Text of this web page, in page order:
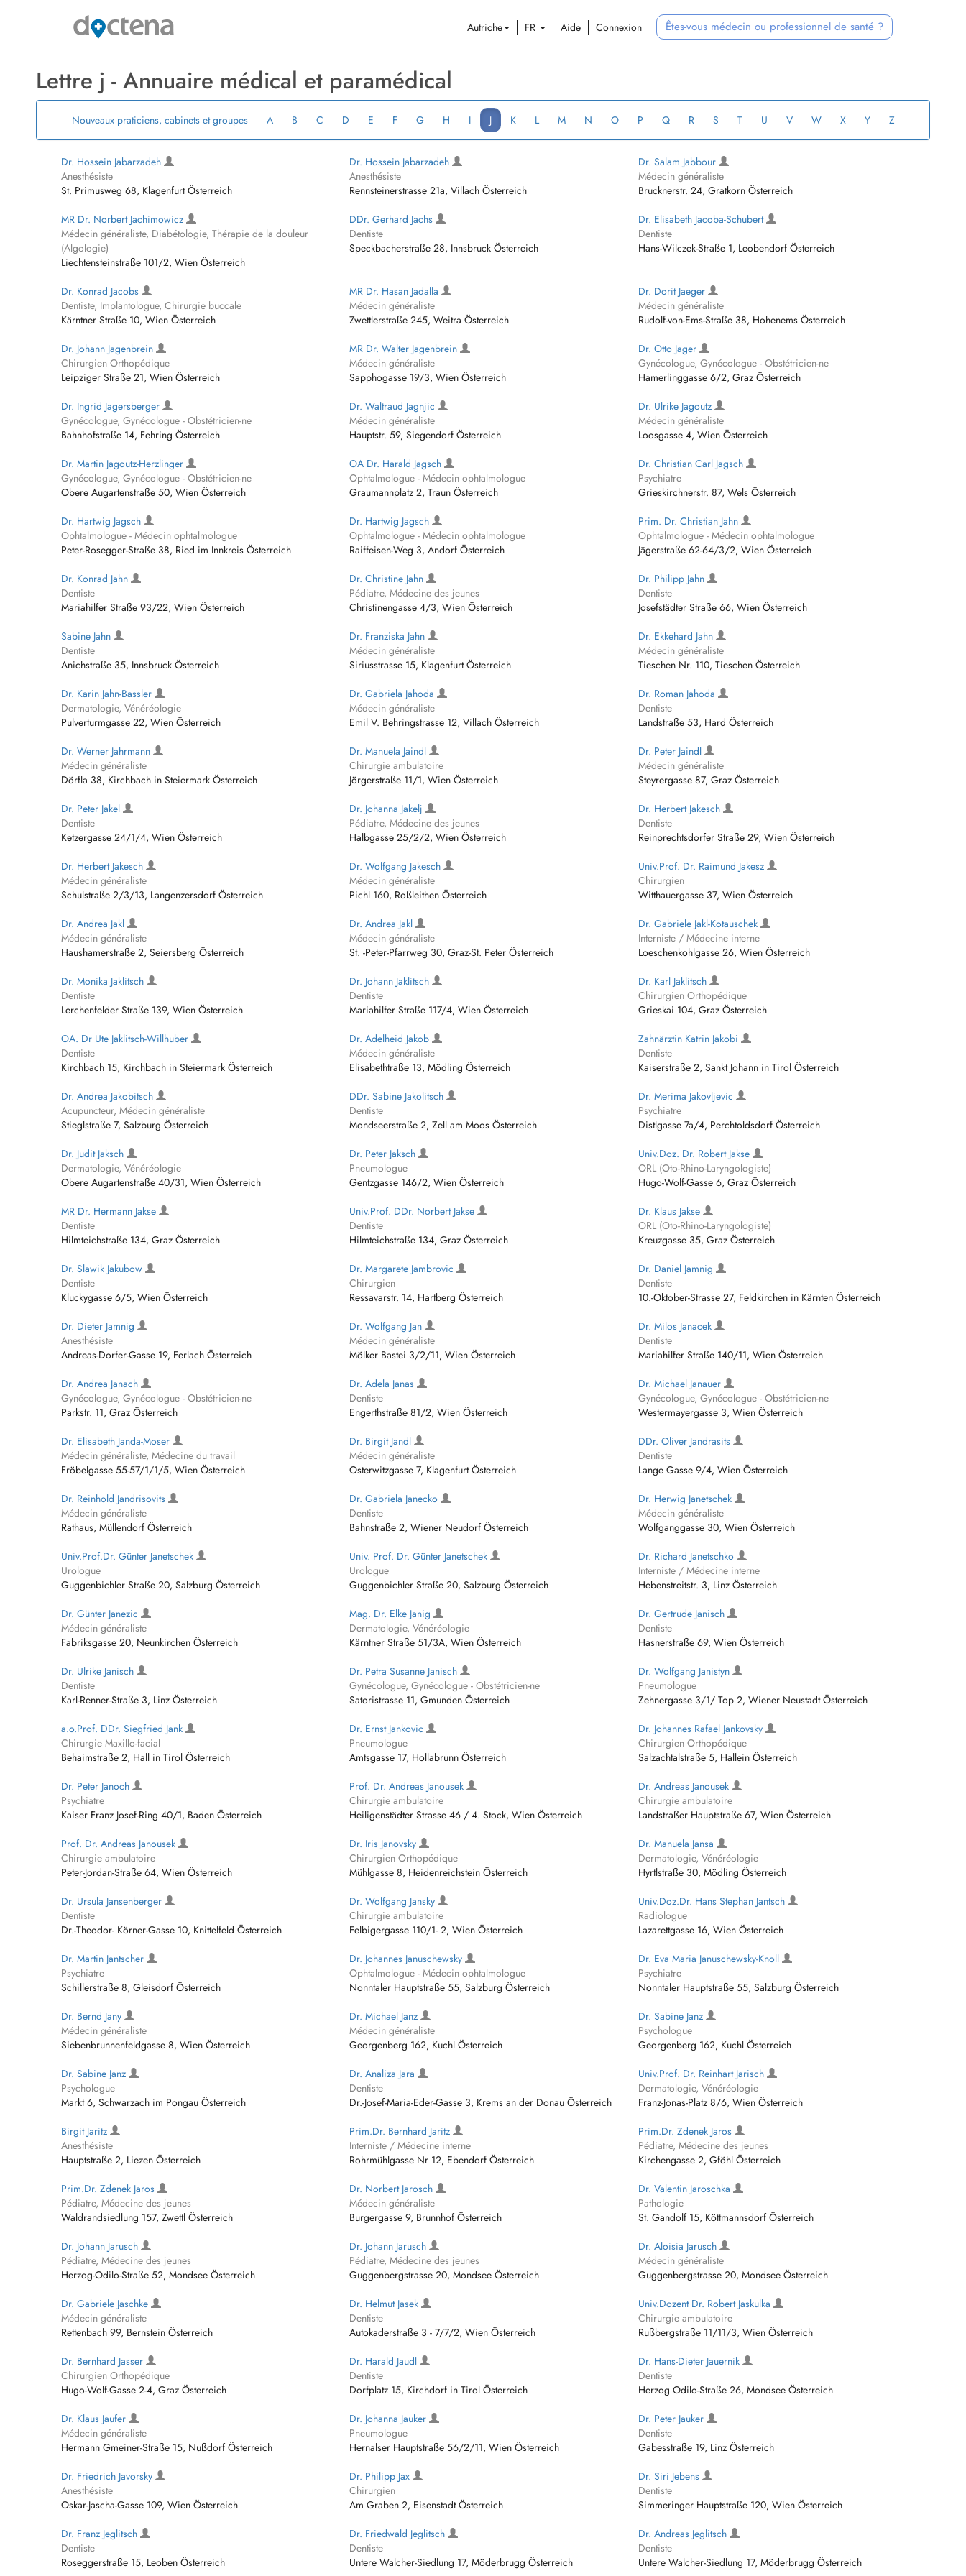
Autriche FR Aide Connexion Êtes-vous médecin ou professionnel de santé ?
Lettre j ­- Annuaire médical et paramédical
Nouveaux praticiens, cabinets et groupes A B C D E F G H I J K L M N O P Q R S T U V W X Y Z
Dr. Hossein Jabarzadeh
Anesthésiste
St. Primusweg 68, Klagenfurt Österreich
Dr. Hossein Jabarzadeh
Anesthésiste
Rennsteinerstrasse 21a, Villach Österreich
Dr. Salam Jabbour
Médecin généraliste
Brucknerstr. 24, Gratkorn Österreich
MR Dr. Norbert Jachimowicz
Médecin généraliste, Diabétologie, Thérapie de la douleur
(Algologie)
Liechtensteinstraße 101/2, Wien Österreich
DDr. Gerhard Jachs
Dentiste
Speckbacherstraße 28, Innsbruck Österreich
Dr. Elisabeth Jacoba-Schubert
Dentiste
Hans-Wilczek-Straße 1, Leobendorf Österreich
Dr. Konrad Jacobs
Dentiste, Implantologue, Chirurgie buccale
Kärntner Straße 10, Wien Österreich
MR Dr. Hasan Jadalla
Médecin généraliste
Zwettlerstraße 245, Weitra Österreich
Dr. Dorit Jaeger
Médecin généraliste
Rudolf-von-Ems-Straße 38, Hohenems Österreich
Dr. Johann Jagenbrein
Chirurgien Orthopédique
Leipziger Straße 21, Wien Österreich
MR Dr. Walter Jagenbrein
Médecin généraliste
Sapphogasse 19/3, Wien Österreich
Dr. Otto Jager
Gynécologue, Gynécologue - Obstétricien-ne
Hamerlinggasse 6/2, Graz Österreich
Dr. Ingrid Jagersberger
Gynécologue, Gynécologue - Obstétricien-ne
Bahnhofstraße 14, Fehring Österreich
Dr. Waltraud Jagnjic
Médecin généraliste
Hauptstr. 59, Siegendorf Österreich
Dr. Ulrike Jagoutz
Médecin généraliste
Loosgasse 4, Wien Österreich
Dr. Martin Jagoutz-Herzlinger
Gynécologue, Gynécologue - Obstétricien-ne
Obere Augartenstraße 50, Wien Österreich
OA Dr. Harald Jagsch
Ophtalmologue - Médecin ophtalmologue
Graumannplatz 2, Traun Österreich
Dr. Christian Carl Jagsch
Psychiatre
Grieskirchnerstr. 87, Wels Österreich
Dr. Hartwig Jagsch
Ophtalmologue - Médecin ophtalmologue
Peter-Rosegger-Straße 38, Ried im Innkreis Österreich
Dr. Hartwig Jagsch
Ophtalmologue - Médecin ophtalmologue
Raiffeisen-Weg 3, Andorf Österreich
Prim. Dr. Christian Jahn
Ophtalmologue - Médecin ophtalmologue
Jägerstraße 62-64/3/2, Wien Österreich
Dr. Konrad Jahn
Dentiste
Mariahilfer Straße 93/22, Wien Österreich
Dr. Christine Jahn
Pédiatre, Médecine des jeunes
Christinengasse 4/3, Wien Österreich
Dr. Philipp Jahn
Dentiste
Josefstädter Straße 66, Wien Österreich
Sabine Jahn
Dentiste
Anichstraße 35, Innsbruck Österreich
Dr. Franziska Jahn
Médecin généraliste
Siriusstrasse 15, Klagenfurt Österreich
Dr. Ekkehard Jahn
Médecin généraliste
Tieschen Nr. 110, Tieschen Österreich
Dr. Karin Jahn-Bassler
Dermatologie, Vénéréologie
Pulverturmgasse 22, Wien Österreich
Dr. Gabriela Jahoda
Médecin généraliste
Emil V. Behringstrasse 12, Villach Österreich
Dr. Roman Jahoda
Dentiste
Landstraße 53, Hard Österreich
Dr. Werner Jahrmann
Médecin généraliste
Dörfla 38, Kirchbach in Steiermark Österreich
Dr. Manuela Jaindl
Chirurgie ambulatoire
Jörgerstraße 11/1, Wien Österreich
Dr. Peter Jaindl
Médecin généraliste
Steyrergasse 87, Graz Österreich
Dr. Peter Jakel
Dentiste
Ketzergasse 24/1/4, Wien Österreich
Dr. Johanna Jakelj
Pédiatre, Médecine des jeunes
Halbgasse 25/2/2, Wien Österreich
Dr. Herbert Jakesch
Dentiste
Reinprechtsdorfer Straße 29, Wien Österreich
Dr. Herbert Jakesch
Médecin généraliste
Schulstraße 2/3/13, Langenzersdorf Österreich
Dr. Wolfgang Jakesch
Médecin généraliste
Pichl 160, Roßleithen Österreich
Univ.Prof. Dr. Raimund Jakesz
Chirurgien
Witthauergasse 37, Wien Österreich
Dr. Andrea Jakl
Médecin généraliste
Haushamerstraße 2, Seiersberg Österreich
Dr. Andrea Jakl
Médecin généraliste
St. -Peter-Pfarrweg 30, Graz-St. Peter Österreich
Dr. Gabriele Jakl-Kotauschek
Interniste / Médecine interne
Loeschenkohlgasse 26, Wien Österreich
Dr. Monika Jaklitsch
Dentiste
Lerchenfelder Straße 139, Wien Österreich
Dr. Johann Jaklitsch
Dentiste
Mariahilfer Straße 117/4, Wien Österreich
Dr. Karl Jaklitsch
Chirurgien Orthopédique
Grieskai 104, Graz Österreich
OA. Dr Ute Jaklitsch-Willhuber
Dentiste
Kirchbach 15, Kirchbach in Steiermark Österreich
Dr. Adelheid Jakob
Médecin généraliste
Elisabethtraße 13, Mödling Österreich
Zahnärztin Katrin Jakobi
Dentiste
Kaiserstraße 2, Sankt Johann in Tirol Österreich
Dr. Andrea Jakobitsch
Acupuncteur, Médecin généraliste
Stieglstraße 7, Salzburg Österreich
DDr. Sabine Jakolitsch
Dentiste
Mondseerstraße 2, Zell am Moos Österreich
Dr. Merima Jakovljevic
Psychiatre
Distlgasse 7a/4, Perchtoldsdorf Österreich
Dr. Judit Jaksch
Dermatologie, Vénéréologie
Obere Augartenstraße 40/31, Wien Österreich
Dr. Peter Jaksch
Pneumologue
Gentzgasse 146/2, Wien Österreich
Univ.Doz. Dr. Robert Jakse
ORL (Oto-Rhino-Laryngologiste)
Hugo-Wolf-Gasse 6, Graz Österreich
MR Dr. Hermann Jakse
Dentiste
Hilmteichstraße 134, Graz Österreich
Univ.Prof. DDr. Norbert Jakse
Dentiste
Hilmteichstraße 134, Graz Österreich
Dr. Klaus Jakse
ORL (Oto-Rhino-Laryngologiste)
Kreuzgasse 35, Graz Österreich
Dr. Slawik Jakubow
Dentiste
Kluckygasse 6/5, Wien Österreich
Dr. Margarete Jambrovic
Chirurgien
Ressavarstr. 14, Hartberg Österreich
Dr. Daniel Jamnig
Dentiste
10.-Oktober-Strasse 27, Feldkirchen in Kärnten Österreich
Dr. Dieter Jamnig
Anesthésiste
Andreas-Dorfer-Gasse 19, Ferlach Österreich
Dr. Wolfgang Jan
Médecin généraliste
Mölker Bastei 3/2/11, Wien Österreich
Dr. Milos Janacek
Dentiste
Mariahilfer Straße 140/11, Wien Österreich
Dr. Andrea Janach
Gynécologue, Gynécologue - Obstétricien-ne
Parkstr. 11, Graz Österreich
Dr. Adela Janas
Dentiste
Engerthstraße 81/2, Wien Österreich
Dr. Michael Janauer
Gynécologue, Gynécologue - Obstétricien-ne
Westermayergasse 3, Wien Österreich
Dr. Elisabeth Janda-Moser
Médecin généraliste, Médecine du travail
Fröbelgasse 55-57/1/1/5, Wien Österreich
Dr. Birgit Jandl
Médecin généraliste
Osterwitzgasse 7, Klagenfurt Österreich
DDr. Oliver Jandrasits
Dentiste
Lange Gasse 9/4, Wien Österreich
Dr. Reinhold Jandrisovits
Médecin généraliste
Rathaus, Müllendorf Österreich
Dr. Gabriela Janecko
Dentiste
Bahnstraße 2, Wiener Neudorf Österreich
Dr. Herwig Janetschek
Médecin généraliste
Wolfganggasse 30, Wien Österreich
Univ.Prof.Dr. Günter Janetschek
Urologue
Guggenbichler Straße 20, Salzburg Österreich
Univ. Prof. Dr. Günter Janetschek
Urologue
Guggenbichler Straße 20, Salzburg Österreich
Dr. Richard Janetschko
Interniste / Médecine interne
Hebenstreitstr. 3, Linz Österreich
Dr. Günter Janezic
Médecin généraliste
Fabriksgasse 20, Neunkirchen Österreich
Mag. Dr. Elke Janig
Dermatologie, Vénéréologie
Kärntner Straße 51/3A, Wien Österreich
Dr. Gertrude Janisch
Dentiste
Hasnerstraße 69, Wien Österreich
Dr. Ulrike Janisch
Dentiste
Karl-Renner-Straße 3, Linz Österreich
Dr. Petra Susanne Janisch
Gynécologue, Gynécologue - Obstétricien-ne
Satoristrasse 11, Gmunden Österreich
Dr. Wolfgang Janistyn
Pneumologue
Zehnergasse 3/1/ Top 2, Wiener Neustadt Österreich
a.o.Prof. DDr. Siegfried Jank
Chirurgie Maxillo-facial
Behaimstraße 2, Hall in Tirol Österreich
Dr. Ernst Jankovic
Pneumologue
Amtsgasse 17, Hollabrunn Österreich
Dr. Johannes Rafael Jankovsky
Chirurgien Orthopédique
Salzachtalstraße 5, Hallein Österreich
Dr. Peter Janoch
Psychiatre
Kaiser Franz Josef-Ring 40/1, Baden Österreich
Prof. Dr. Andreas Janousek
Chirurgie ambulatoire
Heiligenstädter Strasse 46 / 4. Stock, Wien Österreich
Dr. Andreas Janousek
Chirurgie ambulatoire
Landstraßer Hauptstraße 67, Wien Österreich
Prof. Dr. Andreas Janousek
Chirurgie ambulatoire
Peter-Jordan-Straße 64, Wien Österreich
Dr. Iris Janovsky
Chirurgien Orthopédique
Mühlgasse 8, Heidenreichstein Österreich
Dr. Manuela Jansa
Dermatologie, Vénéréologie
Hyrtlstraße 30, Mödling Österreich
Dr. Ursula Jansenberger
Dentiste
Dr.-Theodor- Körner-Gasse 10, Knittelfeld Österreich
Dr. Wolfgang Jansky
Chirurgie ambulatoire
Felbigergasse 110/1- 2, Wien Österreich
Univ.Doz.Dr. Hans Stephan Jantsch
Radiologue
Lazarettgasse 16, Wien Österreich
Dr. Martin Jantscher
Psychiatre
Schillerstraße 8, Gleisdorf Österreich
Dr. Johannes Januschewsky
Ophtalmologue - Médecin ophtalmologue
Nonntaler Hauptstraße 55, Salzburg Österreich
Dr. Eva Maria Januschewsky-Knoll
Psychiatre
Nonntaler Hauptstraße 55, Salzburg Österreich
Dr. Bernd Jany
Médecin généraliste
Siebenbrunnenfeldgasse 8, Wien Österreich
Dr. Michael Janz
Médecin généraliste
Georgenberg 162, Kuchl Österreich
Dr. Sabine Janz
Psychologue
Georgenberg 162, Kuchl Österreich
Dr. Sabine Janz
Psychologue
Markt 6, Schwarzach im Pongau Österreich
Dr. Analiza Jara
Dentiste
Dr.-Josef-Maria-Eder-Gasse 3, Krems an der Donau Österreich
Univ.Prof. Dr. Reinhart Jarisch
Dermatologie, Vénéréologie
Franz-Jonas-Platz 8/6, Wien Österreich
Birgit Jaritz
Anesthésiste
Hauptstraße 2, Liezen Österreich
Prim.Dr. Bernhard Jaritz
Interniste / Médecine interne
Rohrmühlgasse Nr 12, Ebendorf Österreich
Prim.Dr. Zdenek Jaros
Pédiatre, Médecine des jeunes
Kirchengasse 2, Gföhl Österreich
Prim.Dr. Zdenek Jaros
Pédiatre, Médecine des jeunes
Waldrandsiedlung 157, Zwettl Österreich
Dr. Norbert Jarosch
Médecin généraliste
Burgergasse 9, Brunnhof Österreich
Dr. Valentin Jaroschka
Pathologie
St. Gandolf 15, Köttmannsdorf Österreich
Dr. Johann Jarusch
Pédiatre, Médecine des jeunes
Herzog-Odilo-Straße 52, Mondsee Österreich
Dr. Johann Jarusch
Pédiatre, Médecine des jeunes
Guggenbergstrasse 20, Mondsee Österreich
Dr. Aloisia Jarusch
Médecin généraliste
Guggenbergstrasse 20, Mondsee Österreich
Dr. Gabriele Jaschke
Médecin généraliste
Rettenbach 99, Bernstein Österreich
Dr. Helmut Jasek
Dentiste
Autokaderstraße 3 - 7/7/2, Wien Österreich
Univ.Dozent Dr. Robert Jaskulka
Chirurgie ambulatoire
Rußbergstraße 11/11/3, Wien Österreich
Dr. Bernhard Jasser
Chirurgien Orthopédique
Hugo-Wolf-Gasse 2-4, Graz Österreich
Dr. Harald Jaudl
Dentiste
Dorfplatz 15, Kirchdorf in Tirol Österreich
Dr. Hans-Dieter Jauernik
Dentiste
Herzog Odilo-Straße 26, Mondsee Österreich
Dr. Klaus Jaufer
Médecin généraliste
Hermann Gmeiner-Straße 15, Nußdorf Österreich
Dr. Johanna Jauker
Pneumologue
Hernalser Hauptstraße 56/2/11, Wien Österreich
Dr. Peter Jauker
Dentiste
Gabesstraße 19, Linz Österreich
Dr. Friedrich Javorsky
Anesthésiste
Oskar-Jascha-Gasse 109, Wien Österreich
Dr. Philipp Jax
Chirurgien
Am Graben 2, Eisenstadt Österreich
Dr. Siri Jebens
Dentiste
Simmeringer Hauptstraße 120, Wien Österreich
Dr. Franz Jeglitsch
Dentiste
Roseggerstraße 15, Leoben Österreich
Dr. Friedwald Jeglitsch
Dentiste
Untere Walcher-Siedlung 17, Möderbrugg Österreich
Dr. Andreas Jeglitsch
Dentiste
Untere Walcher-Siedlung 17, Möderbrugg Österreich